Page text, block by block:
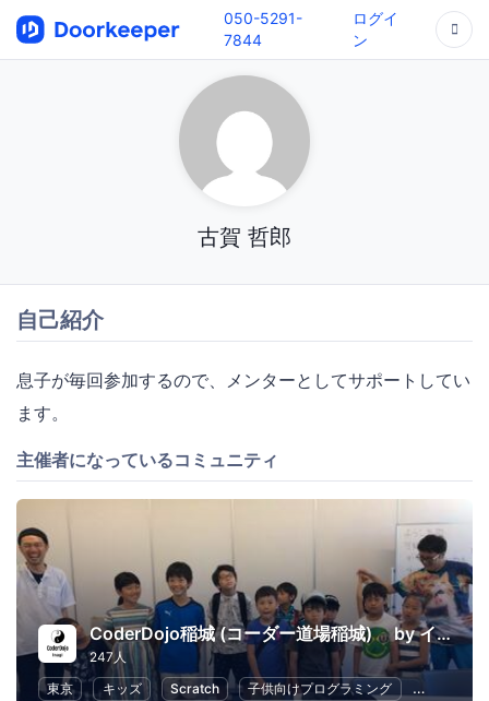
050-5291-
7844
ログイ
ン
古賀 哲郎
自己紹介
息子が毎回参加するので、メンターとしてサポートしてい
ます。
主催者になっているコミュニティ
CoderDojo稲城 (コーダー道場稲城) by イナギテック
247人
東京
キッズ Scratch 子供向けプログラミング 幼児教育